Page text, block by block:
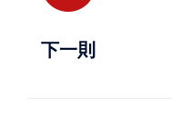
下一則